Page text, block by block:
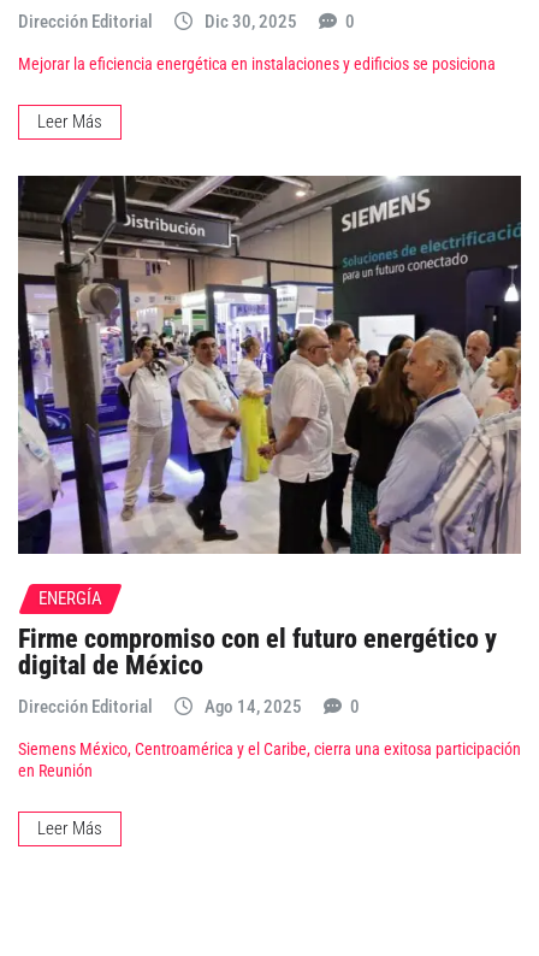
Dirección Editorial Dic 30, 2025 0
Mejorar la eficiencia energética en instalaciones y edificios se posiciona
Leer Más
ENERGÍA
Firme compromiso con el futuro energético y
digital de México
Dirección Editorial Ago 14, 2025 0
Siemens México, Centroamérica y el Caribe, cierra una exitosa participación
en Reunión
Leer Más